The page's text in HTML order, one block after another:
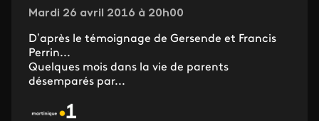
Mardi 26 avril 2016 à 20h00
D’après le témoignage de Gersende et Francis
Perrin...
Quelques mois dans la vie de parents
désemparés par...